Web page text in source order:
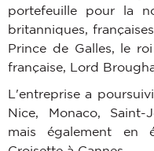
portefeuille pour la
britanniques,
Prince de Galles, le
française, Lord
L'entreprise a
Nice, Monaco, Saint-
mais également en